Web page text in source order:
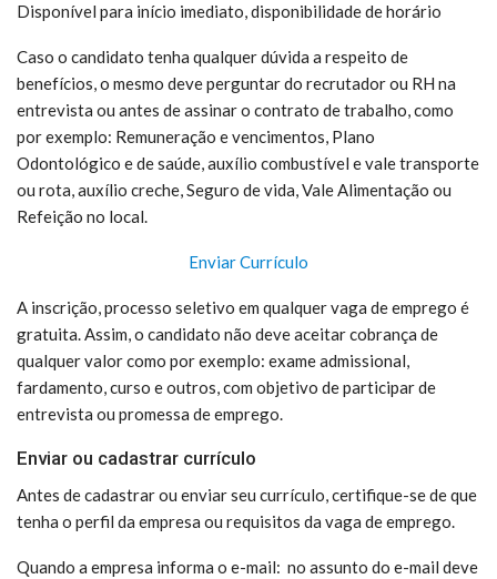
Disponível para início imediato, disponibilidade de horário
Caso o candidato tenha qualquer dúvida a respeito de
benefícios, o mesmo deve perguntar do recrutador ou RH na
entrevista ou antes de assinar o contrato de trabalho, como
por exemplo: Remuneração e vencimentos, Plano
Odontológico e de saúde, auxílio combustível e vale transporte
ou rota, auxílio creche, Seguro de vida, Vale Alimentação ou
Refeição no local.
Enviar Currículo
A inscrição, processo seletivo em qualquer vaga de emprego é
gratuita. Assim, o candidato não deve aceitar cobrança de
qualquer valor como por exemplo: exame admissional,
fardamento, curso e outros, com objetivo de participar de
entrevista ou promessa de emprego.
Enviar ou cadastrar currículo
Antes de cadastrar ou enviar seu currículo, certifique-se de que
tenha o perfil da empresa ou requisitos da vaga de emprego.
Quando a empresa informa o e-mail: no assunto do e-mail deve